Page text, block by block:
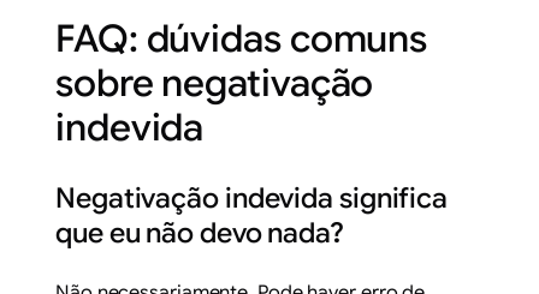
FAQ: dúvidas comuns
sobre negativação
indevida
Negativação indevida significa
que eu não devo nada?